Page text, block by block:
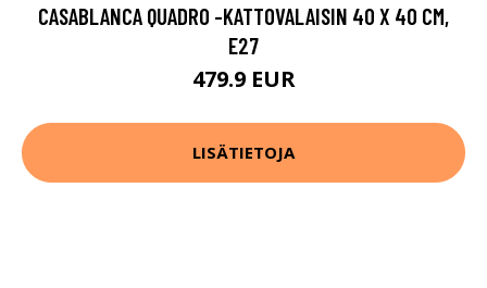
CASABLANCA QUADRO -KATTOVALAISIN 40 X 40 CM,
E27
479.9 EUR
LISÄTIETOJA